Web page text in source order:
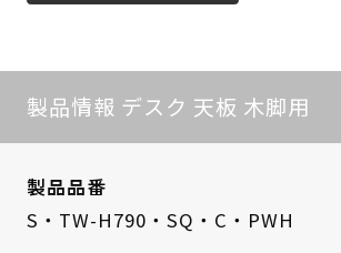
製品情報 デスク 天板 木脚用
製品品番
S・TW-H790・SQ・C・PWH